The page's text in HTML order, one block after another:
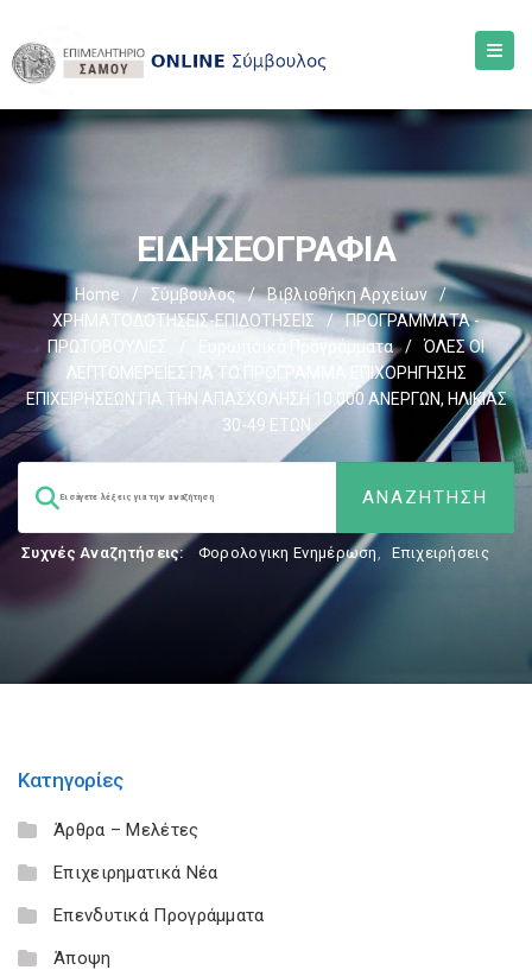
ΕΙΔΗΣΕΟΓΡΑΦΙΑ
Home / Σύμβουλος / Βιβλιοθήκη Αρχείων
/
ΧΡΗΜΑΤΟΔΟΤΗΣΕΙΣ-ΕΠΙΔΟΤΗΣΕΙΣ
/
ΠΡΟΓΡΑΜΜΑΤΑ -
ΠΡΩΤΟΒΟΥΛΙΕΣ
Ευρωπαικά Προγράμματα /
ΌΛΕΣ ΟΙ
ΛΕΠΤΟΜΕΡΕΙΕΣ ΓΙΑ ΤΟ ΠΡΟΓΡΑΜΜΑ ΕΠΙΧΟΡΗΓΗΣΗΣ
ΕΠΙΧΕΙΡΗΣΕΩΝ ΓΙΑ ΤΗΝ ΑΠΑΣΧΟΛΗΣΗ 10.000 ΑΝΕΡΓΩΝ, ΗΛΙΚΙΑΣ
30-49 ΕΤΩΝ
Συχνές Αναζητήσεις: Φορολογικη Ενημέρωση, Επιχειρήσεις
Κατηγορίες
Άρθρα – Μελέτες
Επιχειρηματικά Νέα
Επενδυτικά Προγράμματα
Άποψη